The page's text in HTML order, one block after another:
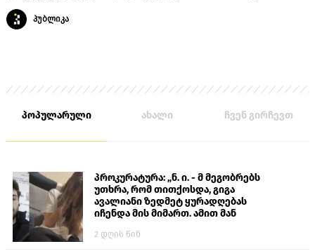
პუბლიკა
პოპულარული ახალი ჩვენ გირჩევთ
პროკურატურა: „ნ. ი. - მ მეგობრებს
უთხრა, რომ თითქოსდა, გიგა
ავალიანი ზედმეტ ყურადღებას
იჩენდა მის მიმართ. ამით მან
თავს დასხმოდა გიგა ავალიანს“
2 დღის წინ